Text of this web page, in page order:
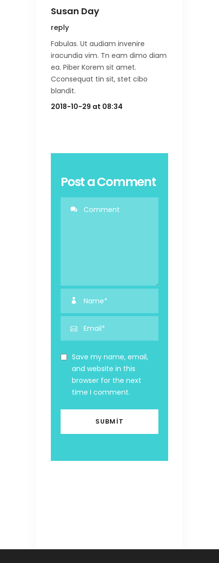
Susan Day
reply
Fabulas. Ut audiam invenire
iracundia vim. Tn eam dimo diam
ea. Piber Korem sit amet.
Cconsequat tin sit, stet cibo
blandit.
2018-10-29 at 08:34
Post a Comment
Save my name, email,
and website in this
browser for the next
time I comment.